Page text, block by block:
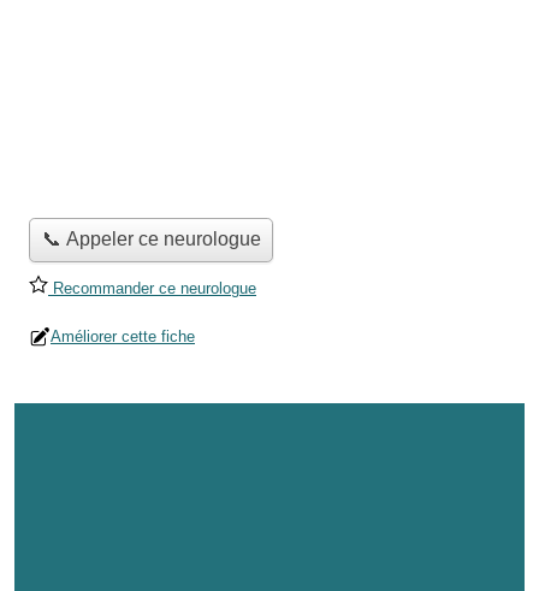
📞 Appeler ce neurologue
Recommander ce neurologue
Améliorer cette fiche